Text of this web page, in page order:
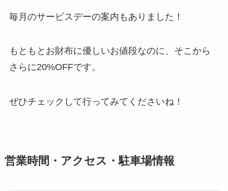
毎月のサービスデーの案内もありました！
もともとお財布に優しいお値段なのに、そこから
さらに20%OFFです。
ぜひチェックして行ってみてくださいね！
営業時間・アクセス・駐車場情報